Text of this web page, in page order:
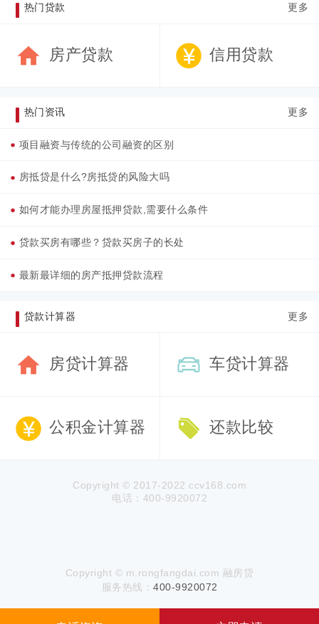
热门贷款 更多
房产贷款 信用贷款
热门资讯 更多
项目融资与传统的公司融资的区别
房抵贷是什么?房抵贷的风险大吗
如何才能办理房屋抵押贷款,需要什么条件
贷款买房有哪些？贷款买房子的长处
最新最详细的房产抵押贷款流程
贷款计算器 更多
房贷计算器 车贷计算器
公积金计算器 还款比较
Copyright © 2017-2022 ccv168.com
电话：400-9920072
Copyright © m.rongfangdai.com 融房贷
服务热线： 400-9920072